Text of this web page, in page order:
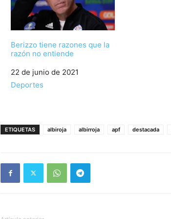
Berizzo tiene razones que la
razón no entiende
Fecha
22 de junio de 2021
Respecto a
Deportes
ETIQUETAS albiroja albirroja apf destacada